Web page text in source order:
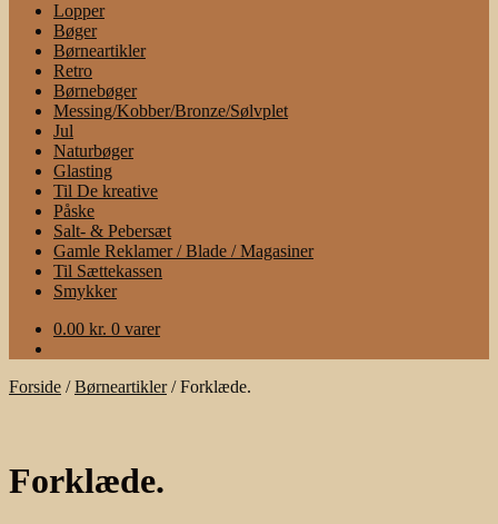
Lopper
Bøger
Børneartikler
Retro
Børnebøger
Messing/Kobber/Bronze/Sølvplet
Jul
Naturbøger
Glasting
Til De kreative
Påske
Salt- & Pebersæt
Gamle Reklamer / Blade / Magasiner
Til Sættekassen
Smykker
0.00 kr. 0 varer
Forside /Børneartikler/Forklæde.
Forklæde.